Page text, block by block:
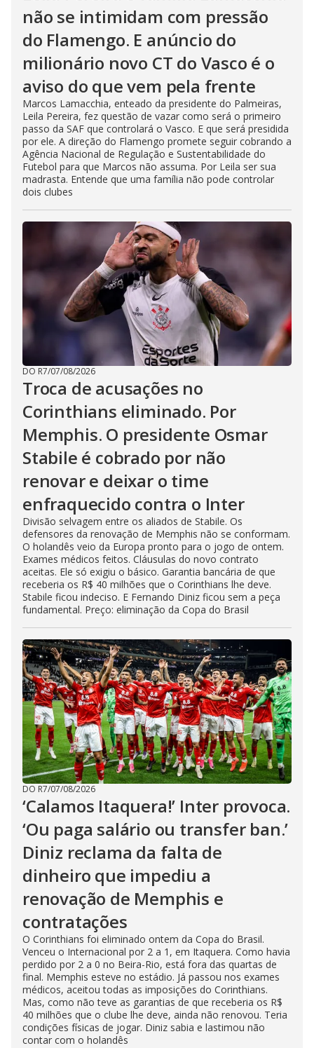
não se intimidam com pressão
do Flamengo. E anúncio do
milionário novo CT do Vasco é o
aviso do que vem pela frente
Marcos Lamacchia, enteado da presidente do Palmeiras,
Leila Pereira, fez questão de vazar como será o primeiro
passo da SAF que controlará o Vasco. E que será presidida
por ele. A direção do Flamengo promete seguir cobrando a
Agência Nacional de Regulação e Sustentabilidade do
Futebol para que Marcos não assuma. Por Leila ser sua
madrasta. Entende que uma família não pode controlar
dois clubes
DO R7/07/08/2026
Troca de acusações no
Corinthians eliminado. Por
Memphis. O presidente Osmar
Stabile é cobrado por não
renovar e deixar o time
enfraquecido contra o Inter
Divisão selvagem entre os aliados de Stabile. Os
defensores da renovação de Memphis não se conformam.
O holandês veio da Europa pronto para o jogo de ontem.
Exames médicos feitos. Cláusulas do novo contrato
aceitas. Ele só exigiu o básico. Garantia bancária de que
receberia os R$ 40 milhões que o Corinthians lhe deve.
Stabile ficou indeciso. E Fernando Diniz ficou sem a peça
fundamental. Preço: eliminação da Copa do Brasil
DO R7/07/08/2026
‘Calamos Itaquera!’ Inter provoca.
‘Ou paga salário ou transfer ban.’
Diniz reclama da falta de
dinheiro que impediu a
renovação de Memphis e
contratações
O Corinthians foi eliminado ontem da Copa do Brasil.
Venceu o Internacional por 2 a 1, em Itaquera. Como havia
perdido por 2 a 0 no Beira-Rio, está fora das quartas de
final. Memphis esteve no estádio. Já passou nos exames
médicos, aceitou todas as imposições do Corinthians.
Mas, como não teve as garantias de que receberia os R$
40 milhões que o clube lhe deve, ainda não renovou. Teria
condições físicas de jogar. Diniz sabia e lastimou não
contar com o holandês